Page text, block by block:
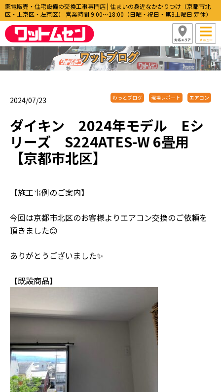
家電販売・住宅設備の交換工事専門店 | 住まいの身近なかかりつけ（京都市北
区・上京区・左京区） 営業時間 9:00〜18:00（日曜・祝日・第3土曜日 定休）
2024/07/23 わっとブログ 現場レポート エアコン
ダイキン 2024年モデル Eシ
リーズ S224ATES-W 6畳用
【京都市北区】
【施工事例のご案内】
今回は京都市北区のお客様よりエアコン交換のご依頼を
頂きました😊
ありがとうございました✨
【既設商品】